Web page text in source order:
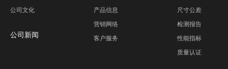
公司文化
公司新闻
产品信息
营销网络
客户服务
尺寸公差
检测报告
性能指标
质量认证